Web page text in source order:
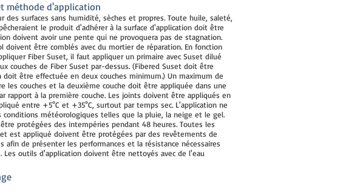
méthode d'application
des surfaces sans humidité, sèches et propres. Toute huile, saleté,
le produit d'adhérer à la surface d'application doit être
doivent avoir une pente qui ne provoquera pas de stagnation.
doivent être comblés avec du mortier de réparation. En fonction
Fiber Suset, il faut appliquer un primaire avec Suset dilué
couches de Fiber Suset par-dessus. (Fibered Suset doit être
être effectuée en deux couches minimum.) Un maximum de
les couches et la deuxième couche doit être appliquée dans une
rapport à la première couche. Les joints doivent être appliqués en
entre +5°C et +35°C, surtout par temps sec. L'application ne
météorologiques telles que la pluie, la neige et le gel.
protégées des intempéries pendant 48 heures. Toutes les
est appliqué doivent être protégées par des revêtements de
afin de présenter les performances et la résistance nécessaires
Les outils d'application doivent être nettoyés avec de l'eau